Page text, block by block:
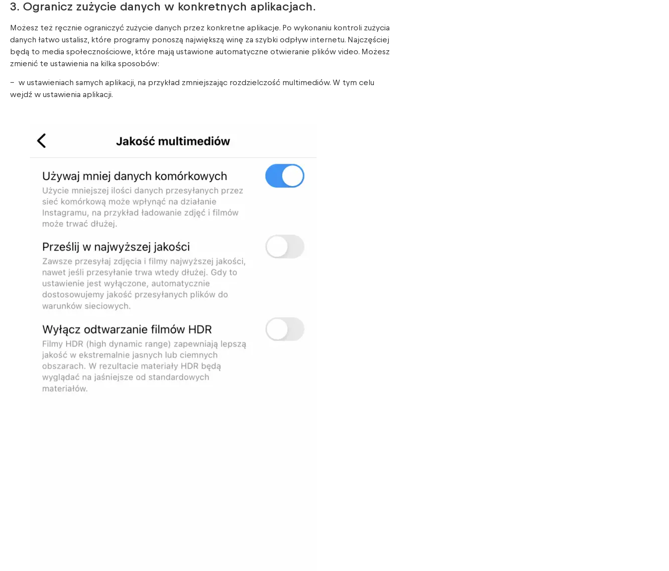
3. Ogranicz zużycie danych w konkretnych aplikacjach.
Możesz też ręcznie ograniczyć zużycie danych przez konkretne aplikacje. Po wykonaniu kontroli zużycia
danych łatwo ustalisz, które programy ponoszą największą winę za szybki odpływ internetu. Najczęściej
będą to media społecznościowe, które mają ustawione automatyczne otwieranie plików video. Możesz
zmienić te ustawienia na kilka sposobów:
– w ustawieniach samych aplikacji, na przykład zmniejszając rozdzielczość multimediów. W tym celu
wejdź w ustawienia aplikacji.